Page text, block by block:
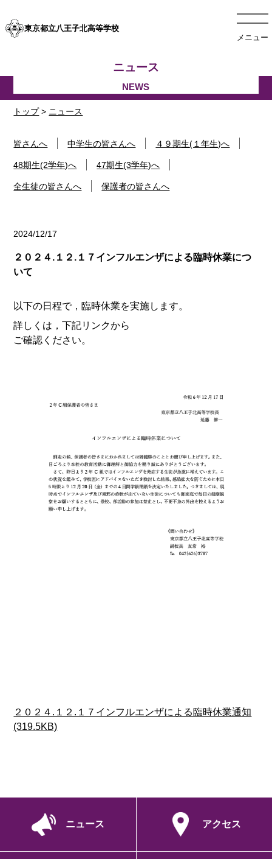
東京都立八王子北高等学校
メニュー
トップ> ニュース
ニュース
皆さんへ 中学生の皆さんへ ４９期生(１年生)へ
48期生(2学年)へ 47期生(3学年)へ
全生徒の皆さんへ 保護者の皆さんへ
2024/12/17
２０２４.１２.１７インフルエンザによる臨時休業につ
いて
以下の日程で，臨時休業を実施します。
詳しくは，下記リンクから
ご確認ください。
２０２４.１２.１７インフルエンザによる臨時休業通知
(319.5KB)
ニュース アクセス